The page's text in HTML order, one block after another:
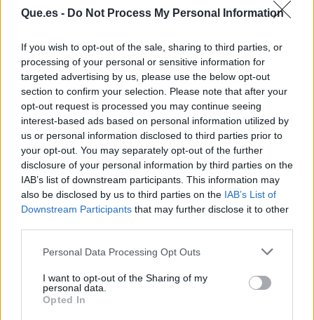
Que.es - Do Not Process My Personal Information
If you wish to opt-out of the sale, sharing to third parties, or
processing of your personal or sensitive information for
targeted advertising by us, please use the below opt-out
section to confirm your selection. Please note that after your
opt-out request is processed you may continue seeing
interest-based ads based on personal information utilized by
us or personal information disclosed to third parties prior to
your opt-out. You may separately opt-out of the further
disclosure of your personal information by third parties on the
IAB’s list of downstream participants. This information may
also be disclosed by us to third parties on the IAB’s List of
Downstream Participants that may further disclose it to other
Personal Data Processing Opt Outs
I want to opt-out of the Sharing of my
personal data.
Opted In
Publicidad